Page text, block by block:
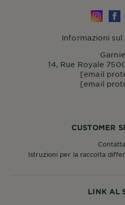
LINK AL
CUSTOMER
Istruzioni per la raccolta
Informazioni
14, Rue Royale
[email
[email